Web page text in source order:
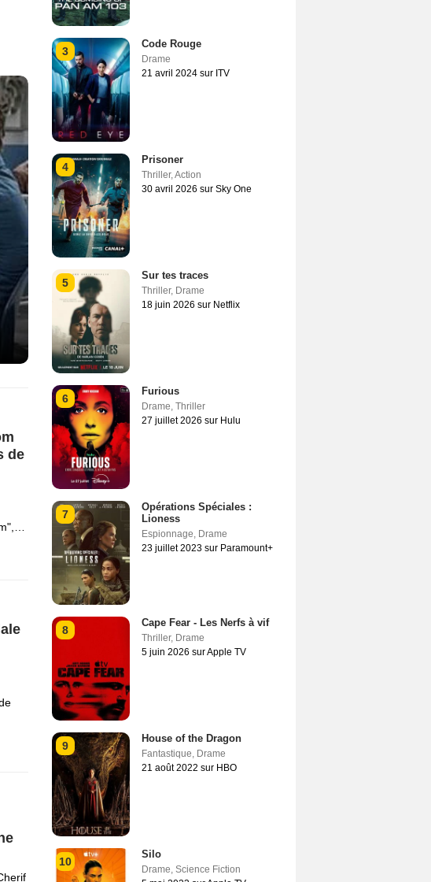
de
3
Code Rouge
Drame
21 avril 2024 sur ITV
4
Prisoner
Thriller,Action
30 avril 2026 sur Sky One
5
Sur tes traces
Thriller, Drame
18 juin 2026 sur Netflix
6
Furious
Drame, Thriller
27 juillet 2026 sur Hulu
7
Opérations Spéciales :
Lioness
Espionnage, Drame
23 juillet 2023 sur Paramount+
8
Cape Fear - Les Nerfs à vif
Thriller, Drame
5 juin 2026 sur Apple TV
9
House of the Dragon
Fantastique, Drame
21 août 2022 sur HBO
10
Silo
Drame, Science Fiction